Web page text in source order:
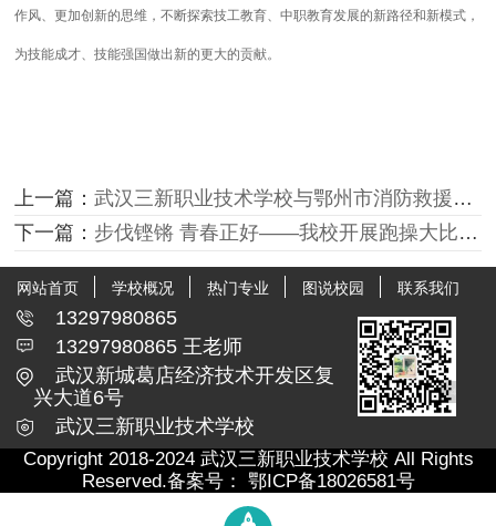
作风、更加创新的思维，不断探索技工教育、中职教育发展的新路径和新模式，
为技能成才、技能强国做出新的更大的贡献。
上一篇：武汉三新职业技术学校与鄂州市消防救援支队签署消防人才培养合作协议
下一篇： 步伐铿锵 青春正好——我校开展跑操大比武活动
网站首页 学校概况 热门专业 图说校园 联系我们
13297980865
13297980865 王老师
武汉新城葛店经济技术开发区复
兴大道6号
武汉三新职业技术学校
Copyright 2018-2024 武汉三新职业技术学校 All Rights
Reserved.备案号：
鄂ICP备18026581号